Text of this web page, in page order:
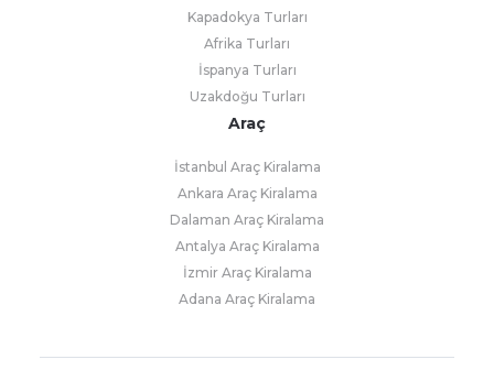
Kapadokya Turları
Afrika Turları
İspanya Turları
Uzakdoğu Turları
Araç
İstanbul Araç Kiralama
Ankara Araç Kiralama
Dalaman Araç Kiralama
Antalya Araç Kiralama
İzmir Araç Kiralama
Adana Araç Kiralama